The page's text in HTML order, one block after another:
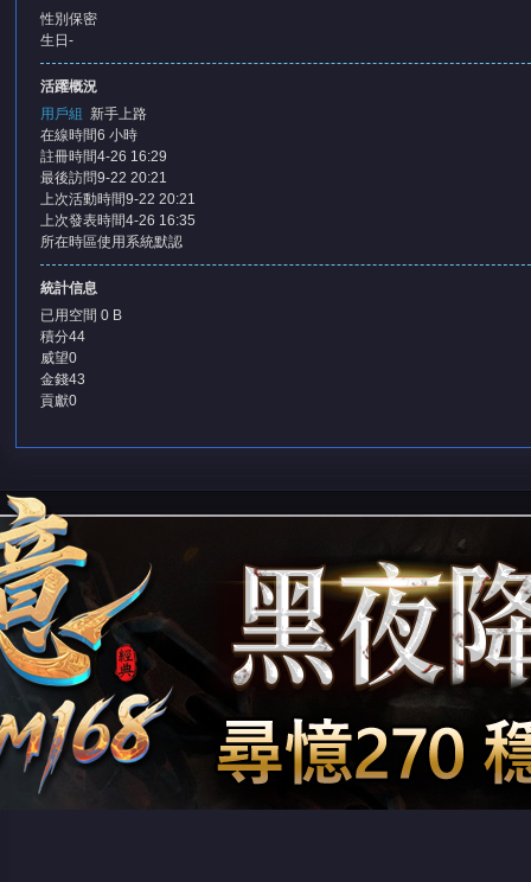
堂
性別 保密
生日 -
活躍概況
用戶組
新手上路
在線時間6 小時
註冊時間4-26 16:29
最後訪問9-22 20:21
上次活動時間9-22 20:21
上次發表時間4-26 16:35
所在時區使用系統默認
統計信息
已用空間 0 B
積分44
威望0
金錢43
貢獻0